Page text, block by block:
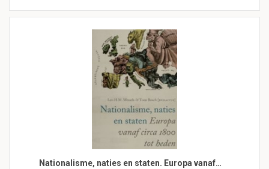
Nationalisme, naties en staten. Europa vanaf…